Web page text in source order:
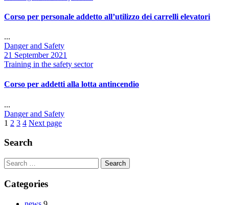
Corso per personale addetto all’utilizzo dei carrelli elevatori
...
Author
Danger and Safety
Date
21 September 2021
Categories
Training in the safety sector
Corso per addetti alla lotta antincendio
...
Author
Danger and Safety
1 2 3 4 Next page
Search
Search
for:
Categories